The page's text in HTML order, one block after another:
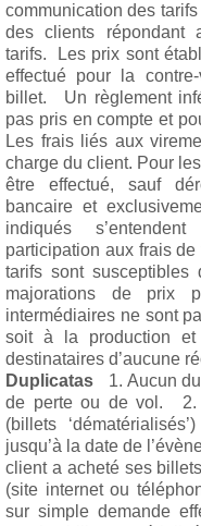
communication des
des clients répondant
tarifs. Les prix sont
effectué pour la
billet. Un règlement
pas pris en compte et
Les frais liés aux
charge du client. Pour
être effectué, sauf
bancaire et
indiqués
participation aux frais
tarifs sont susceptibles
majorations de prix
intermédiaires ne sont
soit à la production
destinataires d’aucune
Duplicatas 1. Aucun
de perte ou de vol. 2.
(billets
jusqu’à la date de
client a acheté ses
(site internet ou
sur simple demande